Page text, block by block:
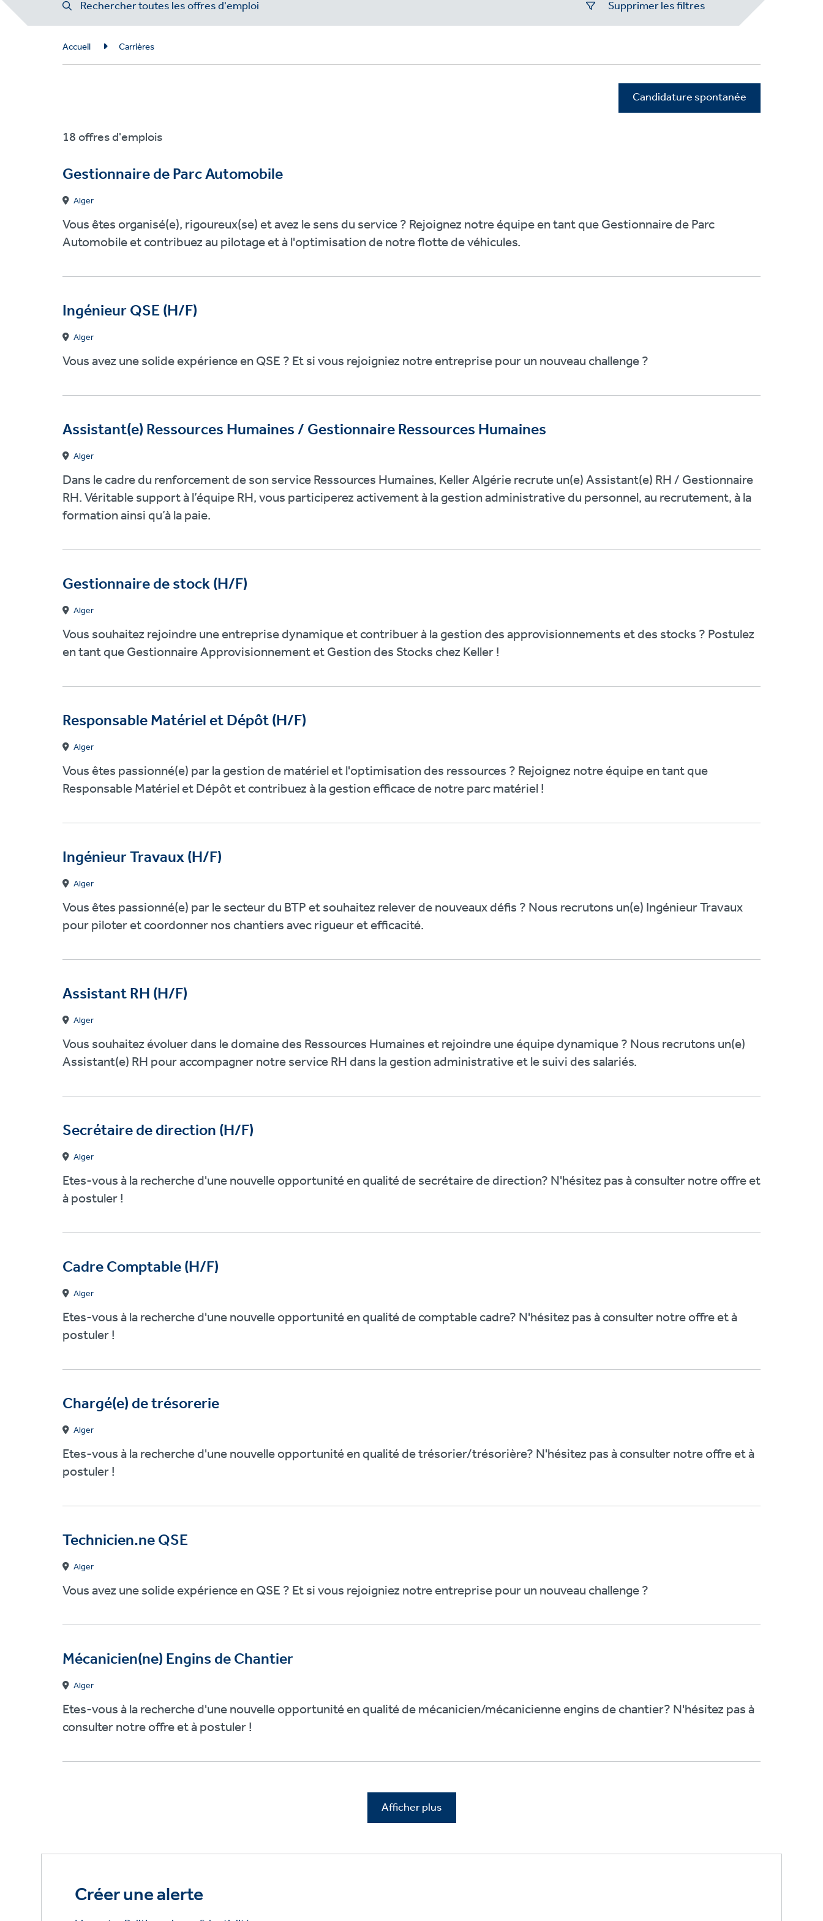
Rechercher toutes les offres d'emploi
Supprimer les filtres
Breadcrumb
Accueil Carrières
Candidature spontanée
18 offres d'emplois
Gestionnaire de Parc Automobile
Alger
Vous êtes organisé(e), rigoureux(se) et avez le sens du service ? Rejoignez notre équipe en tant que Gestionnaire de Parc
Automobile et contribuez au pilotage et à l'optimisation de notre flotte de véhicules.
Ingénieur QSE (H/F)
Alger
Vous avez une solide expérience en QSE ? Et si vous rejoigniez notre entreprise pour un nouveau challenge ?
Assistant(e) Ressources Humaines / Gestionnaire Ressources Humaines
Alger
Dans le cadre du renforcement de son service Ressources Humaines, Keller Algérie recrute un(e) Assistant(e) RH / Gestionnaire
RH. Véritable support à l’équipe RH, vous participerez activement à la gestion administrative du personnel, au recrutement, à la
formation ainsi qu’à la paie.
Gestionnaire de stock (H/F)
Alger
Vous souhaitez rejoindre une entreprise dynamique et contribuer à la gestion des approvisionnements et des stocks ? Postulez
en tant que Gestionnaire Approvisionnement et Gestion des Stocks chez Keller !
Responsable Matériel et Dépôt (H/F)
Alger
Vous êtes passionné(e) par la gestion de matériel et l'optimisation des ressources ? Rejoignez notre équipe en tant que
Responsable Matériel et Dépôt et contribuez à la gestion efficace de notre parc matériel !
Ingénieur Travaux (H/F)
Alger
Vous êtes passionné(e) par le secteur du BTP et souhaitez relever de nouveaux défis ? Nous recrutons un(e) Ingénieur Travaux
pour piloter et coordonner nos chantiers avec rigueur et efficacité.
Assistant RH (H/F)
Alger
Vous souhaitez évoluer dans le domaine des Ressources Humaines et rejoindre une équipe dynamique ? Nous recrutons un(e)
Assistant(e) RH pour accompagner notre service RH dans la gestion administrative et le suivi des salariés.
Secrétaire de direction (H/F)
Alger
Etes-vous à la recherche d'une nouvelle opportunité en qualité de secrétaire de direction? N'hésitez pas à consulter notre offre et
à postuler !
Cadre Comptable (H/F)
Alger
Etes-vous à la recherche d'une nouvelle opportunité en qualité de comptable cadre? N'hésitez pas à consulter notre offre et à
postuler !
Chargé(e) de trésorerie
Alger
Etes-vous à la recherche d'une nouvelle opportunité en qualité de trésorier/trésorière? N'hésitez pas à consulter notre offre et à
postuler !
Technicien.ne QSE
Alger
Vous avez une solide expérience en QSE ? Et si vous rejoigniez notre entreprise pour un nouveau challenge ?
Mécanicien(ne) Engins de Chantier
Alger
Etes-vous à la recherche d'une nouvelle opportunité en qualité de mécanicien/mécanicienne engins de chantier? N'hésitez pas à
consulter notre offre et à postuler !
Afficher plus
Créer une alerte